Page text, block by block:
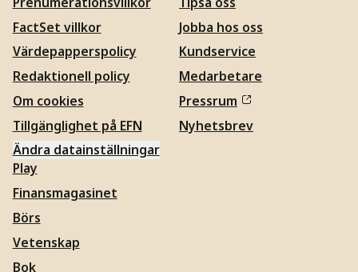
FactSet villkor
Värdepapperspolicy
Redaktionell policy
Om cookies
Tillgänglighet på EFN
Ändra datainställningar
Jobba hos oss
Kundservice
Medarbetare
Pressrum
Nyhetsbrev
Play
Finansmagasinet
Börs
Vetenskap
Bok